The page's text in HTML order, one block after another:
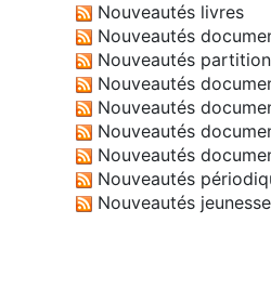
Nouveautés livres
Nouveautés
Nouveautés
Nouveautés
Nouveautés
Nouveautés
Nouveautés
Nouveautés
Nouveautés jeunesse